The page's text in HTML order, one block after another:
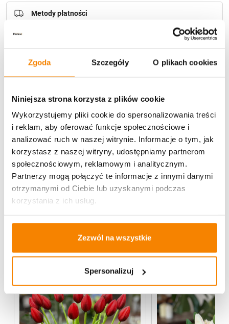
Zgoda Szczegóły O plikach cookies
Niniejsza strona korzysta z plików cookie
Wykorzystujemy pliki cookie do spersonalizowania treści
i reklam, aby oferować funkcje społecznościowe i
analizować ruch w naszej witrynie. Informacje o tym, jak
korzystasz z naszej witryny, udostępniamy partnerom
społecznościowym, reklamowym i analitycznym.
Partnerzy mogą połączyć te informacje z innymi danymi
otrzymanymi od Ciebie lub uzyskanymi podczas
korzystania z ich usług.
Zezwól na wszystkie
Spersonalizuj
Potrzebujesz większą ilość? Zapraszamy do naszej
hurtowniiPrzejdź do hurtowni B2B
Metody płatności
Opis produktu
Specyfikacja
Więcej z kategorii Kwiaty sztuczne